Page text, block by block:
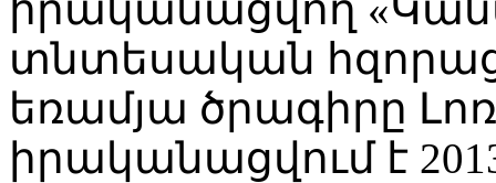
տնտեսական
եռամյա ծրագիրը
իրականացվում է